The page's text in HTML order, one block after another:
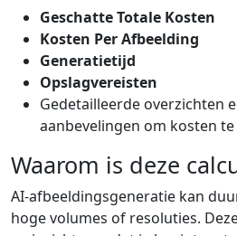
Geschatte Totale Kosten
Kosten Per Afbeelding
Generatietijd
Opslagvereisten
Gedetailleerde overzichten
aanbevelingen om kosten
Waarom is deze
AI-afbeeldingsgeneratie kan
hoge volumes of resoluties.